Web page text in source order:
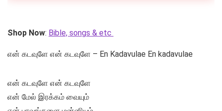
Shop Now: Bible, songs & etc
என் கடவுளே என் கடவுளே – En Kadavulae En kadavulae
என் கடவுளே என் கடவுளே
என் மேல் இரக்கம் வையும்